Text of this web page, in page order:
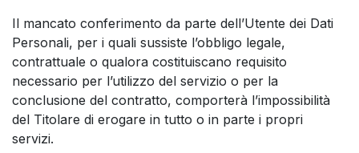
Il mancato conferimento da parte dell’Utente dei Dati
Personali, per i quali sussiste l’obbligo legale,
contrattuale o qualora costituiscano requisito
necessario per l’utilizzo del servizio o per la
conclusione del contratto, comporterà l’impossibilità
del Titolare di erogare in tutto o in parte i propri
servizi.